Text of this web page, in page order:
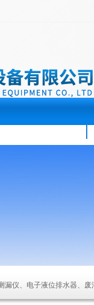
漏仪、电子液位排水器、